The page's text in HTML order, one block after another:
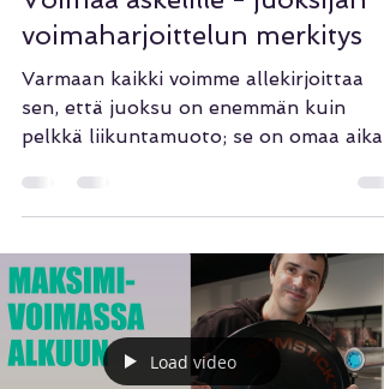
13.11.2023
2 min käytetty lukemiseen
Voimaa askelille - juoksijan
voimaharjoittelun merkitys
Varmaan kaikki voimme allekirjoittaa
pelkkä liikuntamuoto; se on omaa
intohimoa, rentoutumista,...